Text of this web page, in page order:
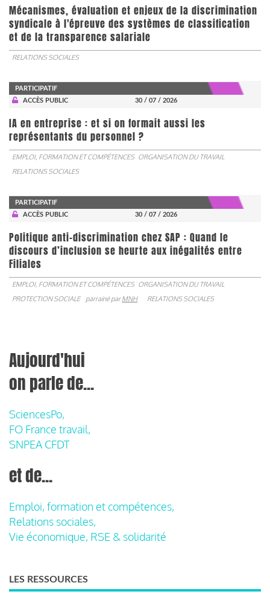
Mécanismes, évaluation et enjeux de la discrimination
syndicale à l'épreuve des systèmes de classification
et de la transparence salariale
RELATIONS SOCIALES
PARTICIPATIF
ACCÈS PUBLIC
30 / 07 / 2026
IA en entreprise : et si on formait aussi les
représentants du personnel ?
EMPLOI, FORMATION ET COMPÉTENCES ORGANISATION DU TRAVAIL
RELATIONS SOCIALES
PARTICIPATIF
ACCÈS PUBLIC
30 / 07 / 2026
Politique anti-discrimination chez SAP : Quand le
discours d’inclusion se heurte aux inégalités entre
Filiales
EMPLOI, FORMATION ET COMPÉTENCES ORGANISATION DU TRAVAIL
PROTECTION SOCIALE
parrainé parMNH RELATIONS SOCIALES
Aujourd'hui
on parle de...
SciencesPo,
FO France travail,
SNPEA CFDT
et de...
Emploi, formation et compétences,
Relations sociales,
Vie économique, RSE & solidarité
LES RESSOURCES